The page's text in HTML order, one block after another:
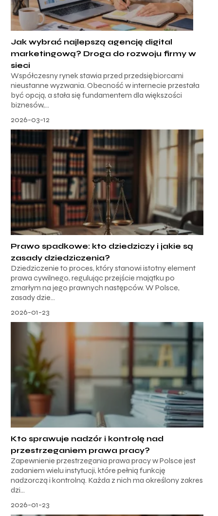
Jak wybrać najlepszą agencję digital
marketingową? Droga do rozwoju firmy w
sieci
Współczesny rynek stawia przed przedsiębiorcami
nieustanne wyzwania. Obecność w internecie przestała
być opcją, a stała się fundamentem dla większości
biznesów,...
2026-03-12
Prawo spadkowe: kto dziedziczy i jakie są
zasady dziedziczenia?
Dziedziczenie to proces, który stanowi istotny element
prawa cywilnego, regulując przejście majątku po
zmarłym na jego prawnych następców. W Polsce,
zasady dzie...
2026-01-23
Kto sprawuje nadzór i kontrolę nad
przestrzeganiem prawa pracy?
Zapewnienie przestrzegania prawa pracy w Polsce jest
zadaniem wielu instytucji, które pełnią funkcję
nadzorczą i kontrolną. Każda z nich ma określony zakres
dzi...
2026-01-23